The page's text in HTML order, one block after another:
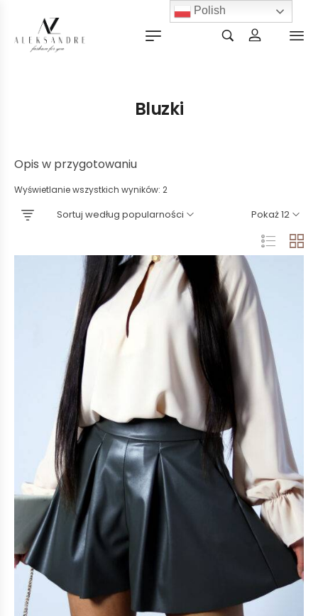
Bluzki
Opis w przygotowaniu
Wyświetlanie wszystkich wyników: 2
Pokaż 12
Sortuj według popularności
Polish